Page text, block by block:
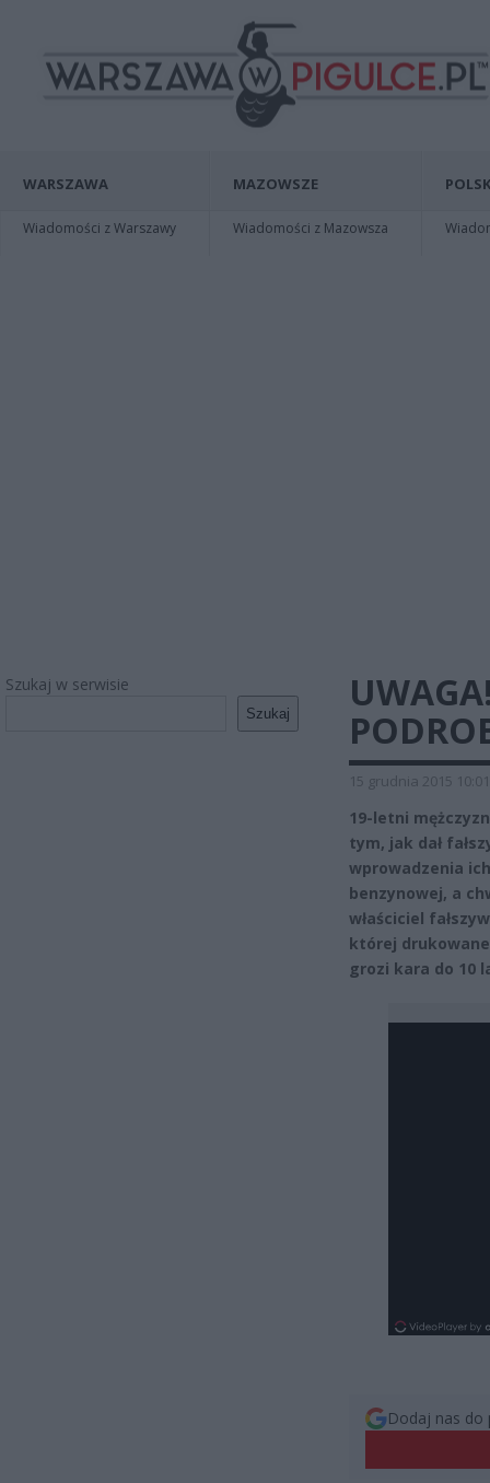
WARSZAWA
Wiadomości z Warszawy
MAZOWSZE
Wiadomości z Mazowsza
Szukaj w serwisie
Szukaj
15 grudnia 2015 10:01
19-letni
tym, jak dał
wprowadzenia
benzynowej, a
właściciel
której
grozi kara do 10
Dodaj nas do